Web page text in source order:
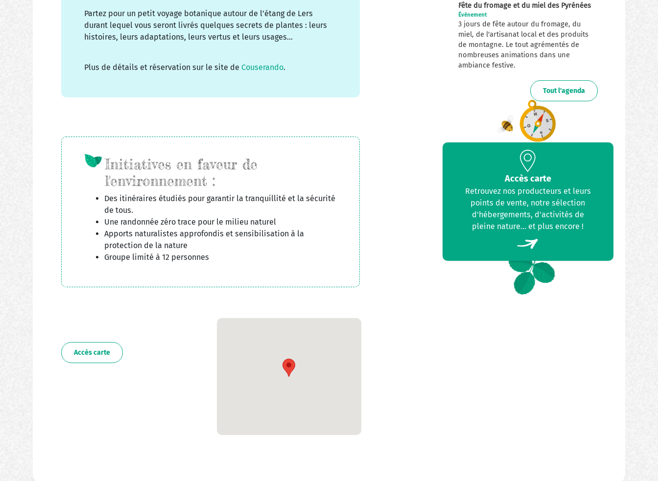
Partez pour un petit voyage botanique autour de l’étang de Lers
durant lequel vous seront livrés quelques secrets de plantes : leurs
histoires, leurs adaptations, leurs vertus et leurs usages...
Plus de détails et réservation sur le site de Couserando.
Initiatives en faveur de
l'environnement :
Des itinéraires étudiés pour garantir la tranquillité et la sécurité
de tous.
Une randonnée zéro trace pour le milieu naturel
Apports naturalistes approfondis et sensibilisation à la
protection de la nature
Groupe limité à 12 personnes
Accès carte
Fête du fromage et du miel des Pyrénées
Évènement
3 jours de fête autour du fromage, du
miel, de l'artisanat local et des produits
de montagne. Le tout agrémentés de
nombreuses animations dans une
ambiance festive.
Tout l'agenda
Accès carte
Retrouvez nos producteurs et leurs
points de vente, notre sélection
d'hébergements, d'activités de
pleine nature... et plus encore !